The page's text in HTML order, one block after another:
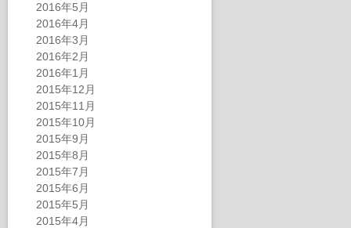
2016年5月
2016年4月
2016年3月
2016年2月
2016年1月
2015年12月
2015年11月
2015年10月
2015年9月
2015年8月
2015年7月
2015年6月
2015年5月
2015年4月